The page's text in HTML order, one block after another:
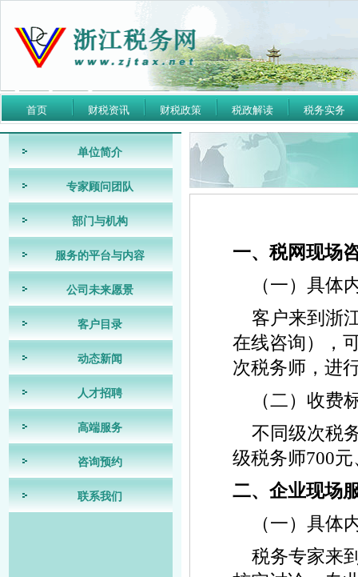
首页 财税资讯 财税政策 税政解读 税务实务
单位简介
专家顾问团队
部门与机构
服务的平台与内容
公司未来愿景
客户目录
动态新闻
人才招聘
高端服务
咨询预约
联系我们
一、税网现场
（一）具体
客户来到浙
在线咨询），
次税务师，进
（二）收费
不同级次税
级税务师700
二、企业现场
（一）具体
税务专家来